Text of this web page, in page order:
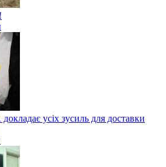
усіх зусиль для доставки